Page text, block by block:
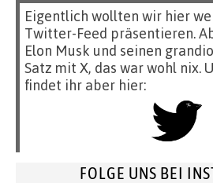
Eigentlich wollten wir hier
Twitter-Feed präsentieren.
Elon Musk und seinen
Satz mit X, das war wohl nix.
findet ihr aber hier:
FOLGE UNS BEI